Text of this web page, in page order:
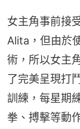
女主角事前接
Alita，但由於
術，所以女主
了完美呈現打
訓練，每星期
拳、搏擊等動